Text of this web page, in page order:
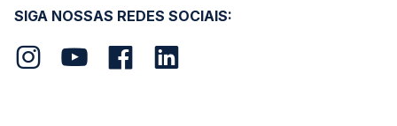
SIGA NOSSAS REDES SOCIAIS: